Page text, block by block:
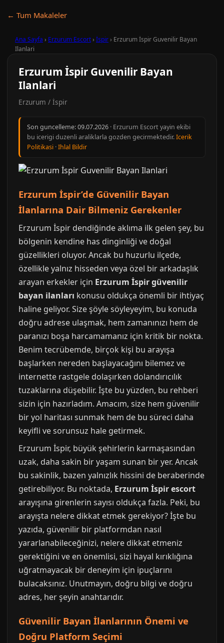
← Tum Makaleler
Ana Sayfa › Erzurum Escort› İspir› Erzurum İspir Guvenilir Bayan
Ilanlari
Erzurum İspir Guvenilir Bayan
Ilanlari
Erzurum / İspir
Son guncelleme:09.07.2026 · Erzurum Escort yayin ekibi
bu icerigi duzenli araliklarla gozden gecirmektedir.Icerik
Politikasi ·Ihlal Bildir
Erzurum İspir’de Güvenilir Bayan
İlanlarına Dair Bilmeniz Gerekenler
Erzurum İspir dendiğinde aklıma ilk gelen şey, bu
bölgenin kendine has dinginliği ve doğal
güzellikleri oluyor. Ancak bu huzurlu ilçede,
özellikle yalnız hisseden veya özel bir arkadaşlık
arayan erkekler için Erzurum İspir güvenilir
bayan ilanları konusu oldukça önemli bir ihtiyaç
haline geliyor. Size şöyle söyleyeyim, bu konuda
doğru adrese ulaşmak, hem zamanınızı hem de
paranızı boşa harcamamanız için kritik bir nokta.
Benim tecrübemde, birçok kişi bu arayışa
başlarken nereden başlayacağını bilemez ve
internette rastgele dolaşırken dolandırıcılık
tuzaklarına düşebilir. İşte bu yüzden, bu rehberi
sizin için hazırladım. Amacım, size hem güvenilir
bir yol haritası sunmak hem de bu süreci daha
keyifli ve sorunsuz hale getirmek.
Erzurum İspir, büyük şehirlerin karmaşasından
uzak, daha sakin bir yaşam sunan bir yer. Ancak
bu sakinlik, bazen yalnızlık hissini de beraberinde
getirebiliyor. Bu noktada, Erzurum İspir escort
arayışına girenlerin sayısı oldukça fazla. Peki, bu
arayışta nelere dikkat etmek gerekiyor? İşte bu
yazıda, güvenilir bir platformdan nasıl
yararlanabileceğinizi, nelere dikkat etmeniz
gerektiğini ve en önemlisi, sizi hayal kırıklığına
uğratmayacak bir deneyim için ipuçlarını
bulacaksınız. Unutmayın, doğru bilgi ve doğru
adres, her şeyin anahtarıdır.
Güvenilir Bayan İlanlarının Önemi ve
Doğru Platform Seçimi